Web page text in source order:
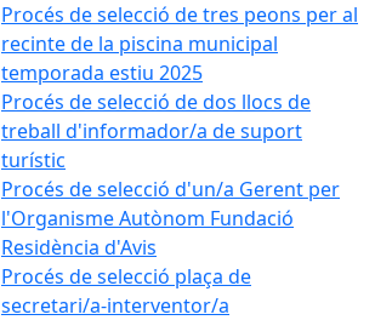
Procés de selecció de tres peons per al
recinte de la piscina municipal
temporada estiu 2025
Procés de selecció de dos llocs de
treball d'informador/a de suport
turístic
Procés de selecció d'un/a Gerent per
l'Organisme Autònom Fundació
Residència d'Avis
Procés de selecció plaça de
secretari/a-interventor/a